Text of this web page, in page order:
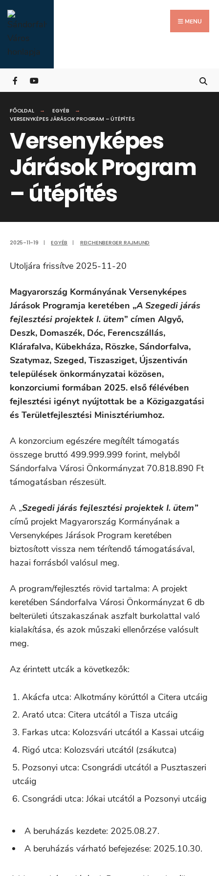
Skip
to
content
MENU
FŐOLDAL
EGYÉB
VERSENYKÉPES JÁRÁSOK PROGRAM – ÚTÉPÍTÉS
Versenyképes
Járások Program
– útépítés
2025-11-19 | EGYÉB | REICHENBERGER RAJMUND
Utoljára frissítve 2025-11-20
Magyarország Kormányának Versenyképes
Járások Programja keretében „A Szegedi járás
fejlesztési projektek I. ütem” címen Algyő,
Deszk, Domaszék, Dóc, Ferencszállás,
Klárafalva, Kübekháza, Röszke, Sándorfalva,
Szatymaz, Szeged, Tiszasziget, Újszentiván
települések önkormányzatai közösen,
konzorciumi formában 2025. első félévében
fejlesztési igényt nyújtottak be a Közigazgatási
és Területfejlesztési Minisztériumhoz.
A konzorcium egészére megítélt támogatás
összege bruttó 499.999.999 forint, melyből
Sándorfalva Városi Önkormányzat 70.818.890 Ft
támogatásban részesült.
A „Szegedi járás fejlesztési projektek I. ütem”
című projekt Magyarország Kormányának a
Versenyképes Járások Program keretében
biztosított vissza nem térítendő támogatásával,
hazai forrásból valósul meg.
A program/fejlesztés rövid tartalma: A projekt
keretében Sándorfalva Városi Önkormányzat 6 db
belterületi útszakaszának aszfalt burkolattal való
kialakítása, és azok műszaki ellenőrzése valósult
meg.
Az érintett utcák a következők:
Akácfa utca: Alkotmány körúttól a Citera utcáig
Arató utca: Citera utcától a Tisza utcáig
Farkas utca: Kolozsvári utcától a Kassai utcáig
Rigó utca: Kolozsvári utcától (zsákutca)
Pozsonyi utca: Csongrádi utcától a Pusztaszeri
utcáig
Csongrádi utca: Jókai utcától a Pozsonyi utcáig
A beruházás kezdete: 2025.08.27.
A beruházás várható befejezése: 2025.10.30.
for:
Close